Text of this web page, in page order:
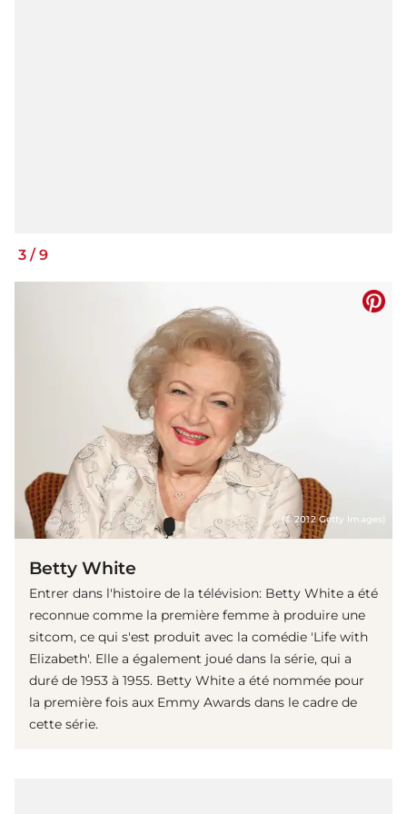
3 /9
(© 2012 Getty Images)
Betty White
Entrer dans l'histoire de la télévision: Betty White a été
reconnue comme la première femme à produire une
sitcom, ce qui s'est produit avec la comédie 'Life with
Elizabeth'. Elle a également joué dans la série, qui a
duré de 1953 à 1955. Betty White a été nommée pour
la première fois aux Emmy Awards dans le cadre de
cette série.